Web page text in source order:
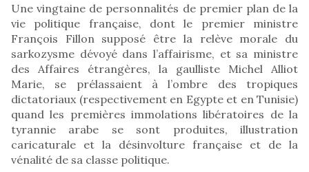
Une vingtaine de personnalités de premier plan de la
vie politique française, dont le premier ministre
François Fillon supposé être la relève morale du
sarkozysme dévoyé dans l’affairisme, et sa ministre
des Affaires étrangères, la gaulliste Michel Alliot
Marie, se prélassaient à l’ombre des tropiques
dictatoriaux (respectivement en Egypte et en Tunisie)
quand les premières immolations libératoires de la
tyrannie arabe se sont produites, illustration
caricaturale et la désinvolture française et de la
vénalité de sa classe politique.